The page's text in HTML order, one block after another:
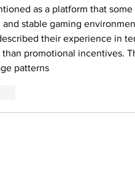
as a platform that
stable gaming
their experience in
promotional incentives.
patterns